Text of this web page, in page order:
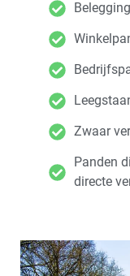
Zwaar
Panden
directe